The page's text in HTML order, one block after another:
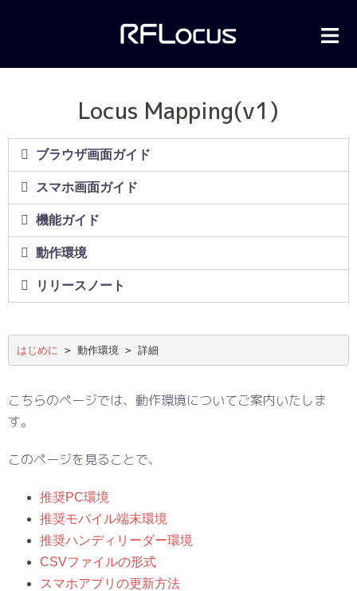
Locus Mapping(v1)
ブラウザ画面ガイド
スマホ画面ガイド
機能ガイド
動作環境
リリースノート
はじめに > 動作環境 > 詳細
こちらのページでは、動作環境についてご案内いたしま
す。
このページを見ることで、
推奨PC環境
推奨モバイル端末環境
推奨ハンディリーダー環境
CSVファイルの形式
スマホアプリの更新方法